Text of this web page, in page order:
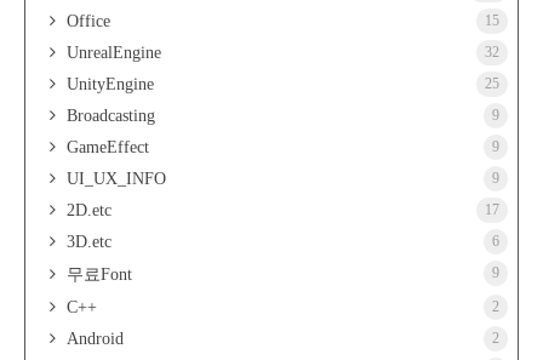
Office 15
UnrealEngine 32
UnityEngine 25
Broadcasting 9
GameEffect 9
UI_UX_INFO 9
2D.etc 17
3D.etc 6
무료Font 9
C++ 2
Android 2